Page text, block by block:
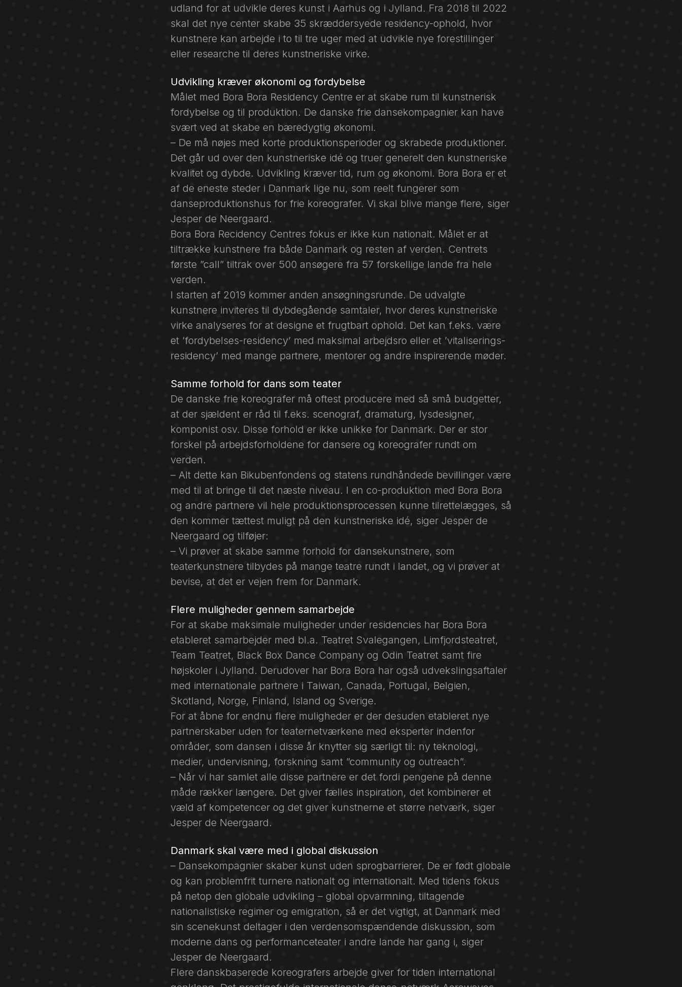
udland for at udvikle deres kunst i Aarhus og i Jylland. Fra 2018 til 2022
skal det nye center skabe 35 skræddersyede residency-ophold, hvor
kunstnere kan arbejde i to til tre uger med at udvikle nye forestillinger
eller researche til deres kunstneriske virke.
Udvikling kræver økonomi og fordybelse
Målet med Bora Bora Residency Centre er at skabe rum til kunstnerisk
fordybelse og til produktion. De danske frie dansekompagnier kan have
svært ved at skabe en bæredygtig økonomi.
– De må nøjes med korte produktionsperioder og skrabede produktioner.
Det går ud over den kunstneriske idé og truer generelt den kunstneriske
kvalitet og dybde. Udvikling kræver tid, rum og økonomi. Bora Bora er et
af de eneste steder i Danmark lige nu, som reelt fungerer som
danseproduktionshus for frie koreografer. Vi skal blive mange flere, siger
Jesper de Neergaard.
Bora Bora Recidency Centres fokus er ikke kun nationalt. Målet er at
tiltrække kunstnere fra både Danmark og resten af verden. Centrets
første ”call” tiltrak over 500 ansøgere fra 57 forskellige lande fra hele
verden.
I starten af 2019 kommer anden ansøgningsrunde. De udvalgte
kunstnere inviteres til dybdegående samtaler, hvor deres kunstneriske
virke analyseres for at designe et frugtbart ophold. Det kan f.eks. være
et ’fordybelses-residency’ med maksimal arbejdsro eller et ’vitaliserings-
residency’ med mange partnere, mentorer og andre inspirerende møder.
Samme forhold for dans som teater
De danske frie koreografer må oftest producere med så små budgetter,
at der sjældent er råd til f.eks. scenograf, dramaturg, lysdesigner,
komponist osv. Disse forhold er ikke unikke for Danmark. Der er stor
forskel på arbejdsforholdene for dansere og koreografer rundt om
verden.
– Alt dette kan Bikubenfondens og statens rundhåndede bevillinger være
med til at bringe til det næste niveau. I en co-produktion med Bora Bora
og andre partnere vil hele produktionsprocessen kunne tilrettelægges, så
den kommer tættest muligt på den kunstneriske idé, siger Jesper de
Neergaard og tilføjer:
– Vi prøver at skabe samme forhold for dansekunstnere, som
teaterkunstnere tilbydes på mange teatre rundt i landet, og vi prøver at
bevise, at det er vejen frem for Danmark.
Flere muligheder gennem samarbejde
For at skabe maksimale muligheder under residencies har Bora Bora
etableret samarbejder med bl.a. Teatret Svalegangen, Limfjordsteatret,
Team Teatret, Black Box Dance Company og Odin Teatret samt fire
højskoler i Jylland. Derudover har Bora Bora har også udvekslingsaftaler
med internationale partnere i Taiwan, Canada, Portugal, Belgien,
Skotland, Norge, Finland, Island og Sverige.
For at åbne for endnu flere muligheder er der desuden etableret nye
partnerskaber uden for teaternetværkene med eksperter indenfor
områder, som dansen i disse år knytter sig særligt til: ny teknologi,
medier, undervisning, forskning samt ”community og outreach”.
– Når vi har samlet alle disse partnere er det fordi pengene på denne
måde rækker længere. Det giver fælles inspiration, det kombinerer et
væld af kompetencer og det giver kunstnerne et større netværk, siger
Jesper de Neergaard.
Danmark skal være med i global diskussion
– Dansekompagnier skaber kunst uden sprogbarrierer. De er født globale
og kan problemfrit turnere nationalt og internationalt. Med tidens fokus
på netop den globale udvikling – global opvarmning, tiltagende
nationalistiske regimer og emigration, så er det vigtigt, at Danmark med
sin scenekunst deltager i den verdensomspændende diskussion, som
moderne dans og performanceteater i andre lande har gang i, siger
Jesper de Neergaard.
Flere danskbaserede koreografers arbejde giver for tiden international